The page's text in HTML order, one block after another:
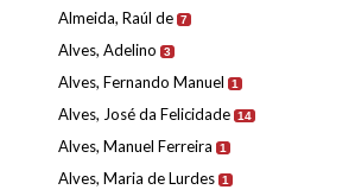
Almeida, Raúl de 7
Alves, Adelino 3
Alves, Fernando Manuel 1
Alves, José da Felicidade 14
Alves, Manuel Ferreira 1
Alves, Maria de Lurdes 1